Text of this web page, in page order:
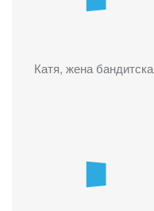
Катя, жена